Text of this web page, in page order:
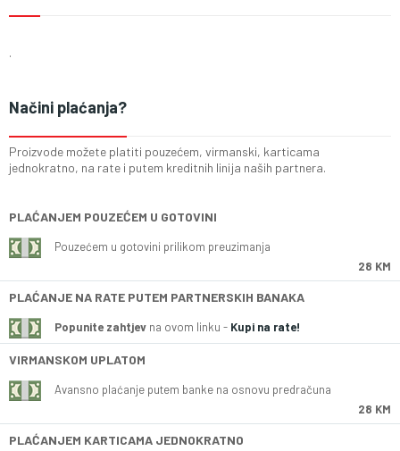
.
Načini plaćanja?
Proizvode možete platiti pouzećem, virmanski, karticama
jednokratno, na rate i putem kreditnih linija naših partnera.
PLAĆANJEM POUZEĆEM U GOTOVINI
Pouzećem u gotovini prilikom preuzimanja
28 KM
PLAĆANJE NA RATE PUTEM PARTNERSKIH BANAKA
Popunite zahtjev na ovom linku - Kupi na rate!
VIRMANSKOM UPLATOM
Avansno plaćanje putem banke na osnovu predračuna
28 KM
PLAĆANJEM KARTICAMA JEDNOKRATNO